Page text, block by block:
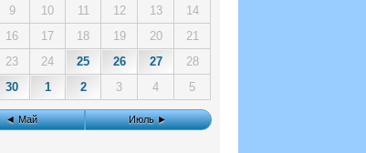
9 10 11 12 13
14
16 17 18 19 20
21
23 24 25 26 27
28
30 1 2 3 4 5
◄ Май Июль ►